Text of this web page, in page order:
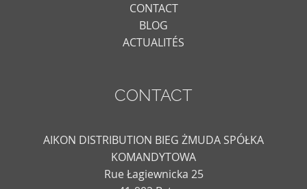
CONTACT
BLOG
ACTUALITÉS
CONTACT
AIKON DISTRIBUTION BIEG ŻMUDA SPÓŁKA
KOMANDYTOWA
Rue Łagiewnicka 25